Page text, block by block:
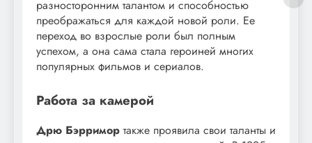
разносторонним талантом и способностью
преображаться для каждой новой роли. Ее
переход во взрослые роли был полным
успехом, а она сама стала героиней многих
популярных фильмов и сериалов.
Работа за камерой
Дрю Бэрримор также проявила свои таланты и